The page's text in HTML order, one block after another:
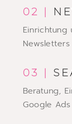
02 |
Einrichtung
Newsletters
03 |
Beratung,
Google